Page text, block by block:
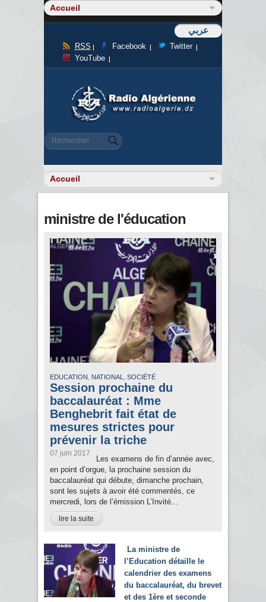
عربي
RSS Facebook
Twitter
YouTube
Formulaire de recherche
Rechercher
ministre de l'éducation
EDUCATION , NATIONAL , SOCIÉTÉ
Session prochaine du
baccalauréat : Mme
Benghebrit fait état de
mesures strictes pour
prévenir la triche
07 juin 2017
Les examens de fin d’année avec,
en point d’orgue, la prochaine session du
baccalauréat qui débute, dimanche prochain,
sont les sujets à avoir été commentés, ce
mercredi, lors de l’émission L’Invité...
lire la suite
La ministre de
l’Education détaille le
calendrier des examens
du baccalauréat, du brevet
et des 1ère et seconde